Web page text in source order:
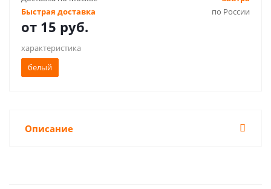
Быстрая доставка
по России
от 15 руб.
характеристика
белый
Описание